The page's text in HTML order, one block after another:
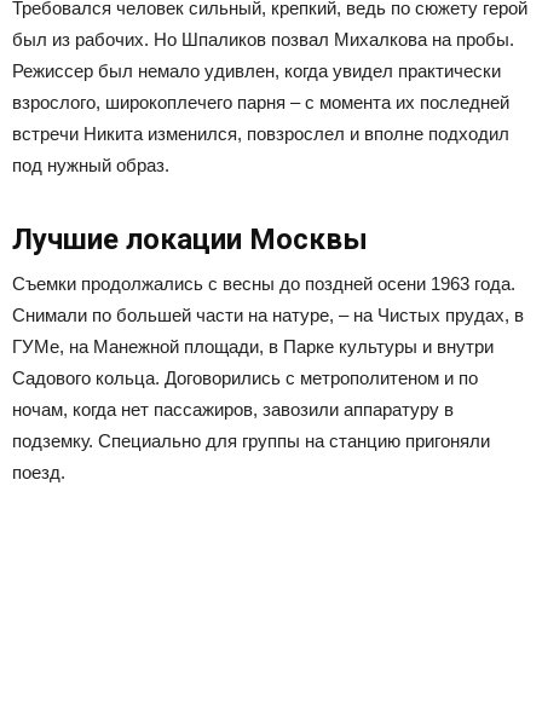
Требовался человек сильный, крепкий, ведь по сюжету герой
был из рабочих. Но Шпаликов позвал Михалкова на пробы.
Режиссер был немало удивлен, когда увидел практически
взрослого, широкоплечего парня – с момента их последней
встречи Никита изменился, повзрослел и вполне подходил
под нужный образ.
Лучшие локации Москвы
Съемки продолжались с весны до поздней осени 1963 года.
Снимали по большей части на натуре, – на Чистых прудах, в
ГУМе, на Манежной площади, в Парке культуры и внутри
Садового кольца. Договорились с метрополитеном и по
ночам, когда нет пассажиров, завозили аппаратуру в
подземку. Специально для группы на станцию пригоняли
поезд.